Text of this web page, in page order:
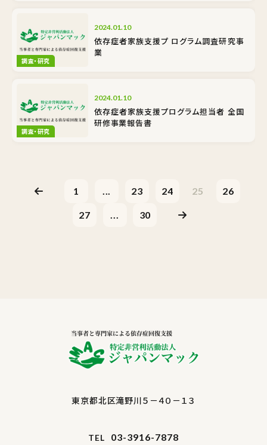
調査・研究
2024.01.10
依存症者家族支援プ ログラム調査研究事
業
調査・研究
2024.01.10
依存症者家族支援プログラム担当者 全国
研修事業報告書
1 ... 23 24 25 26
27 ... 30
東京都北区滝野川５－４０－１３
TEL 03-3916-7878